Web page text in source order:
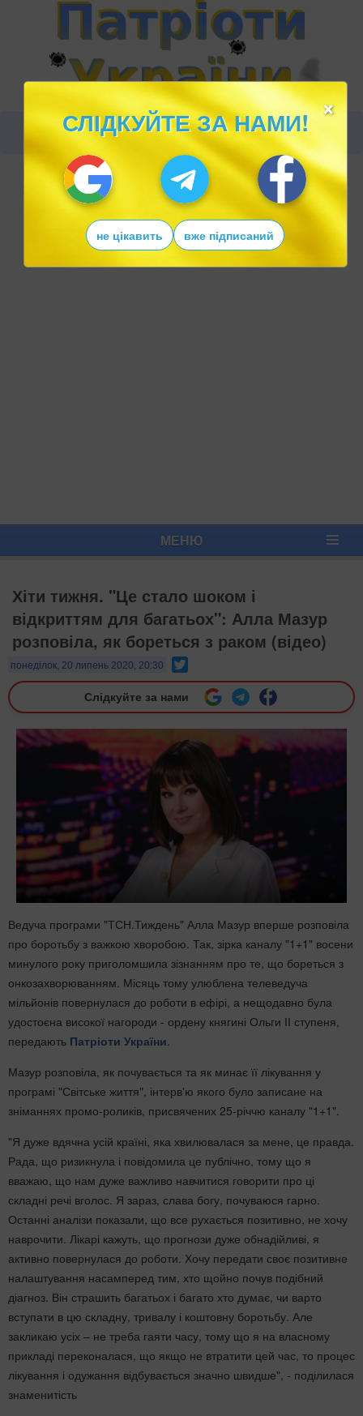
МЕНЮ
Хіти тижня. "Це стало шоком і
відкриттям для багатьох": Алла Мазур
розповіла, як бореться з раком (відео)
понеділок, 20 липень 2020, 20:30
Слідкуйте за нами
Ведуча програми "ТСН.Тиждень" Алла Мазур вперше розповіла
про боротьбу з важкою хворобою. Так, зірка каналу "1+1" восени
минулого року приголомшила зізнанням про те, що бореться з
онкозахворюванням. Місяць тому улюблена телеведуча
мільйонів повернулася до роботи в ефірі, а нещодавно була
удостоєна високої нагороди - ордену княгині Ольги ІІ ступеня,
передають Патріоти України.
Мазур розповіла, як почувається та як минає її лікування у
програмі "Світське життя", інтерв'ю якого було записане на
зніманнях промо-роликів, присвячених 25-річчю каналу "1+1".
"Я дуже вдячна усій країні, яка хвилювалася за мене, це правда.
Рада, що ризикнула і повідомила це публічно, тому що я
вважаю, що нам дуже важливо навчитися говорити про ці
складні речі вголос. Я зараз, слава богу, почуваюся гарно.
Останні аналізи показали, що все рухається позитивно, не хочу
наврочити. Лікарі кажуть, що прогнози дуже обнадійливі, я
активно повернулася до роботи. Хочу передати своє позитивне
налаштування насамперед тим, хто щойно почув подібний
діагноз. Він страшить багатьох і багато хто думає, чи варто
вступати в цю складну, тривалу і коштовну боротьбу. Але
закликаю усіх – не треба гаяти часу, тому що я на власному
прикладі переконалася, що якщо не втратити цей час, то процес
лікування і одужання відбувається значно швидше", - поділилася
знаменитість
×
СЛІДКУЙТЕ ЗА НАМИ!
не цікавить вже підписаний